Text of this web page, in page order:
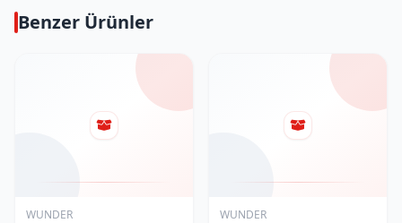
Benzer Ürünler
WUNDER WUNDER